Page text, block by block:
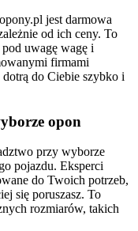
jest darmowa
od ich ceny. To
pod uwagę wagę i
firmami
do Ciebie szybko i
opon
przy wyborze
pojazdu. Eksperci
do Twoich potrzeb,
się poruszasz. To
rozmiarów, takich